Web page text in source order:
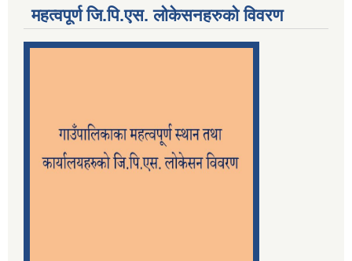
महत्वपूर्ण जि.पि.एस. लोकेसनहरुको विवरण